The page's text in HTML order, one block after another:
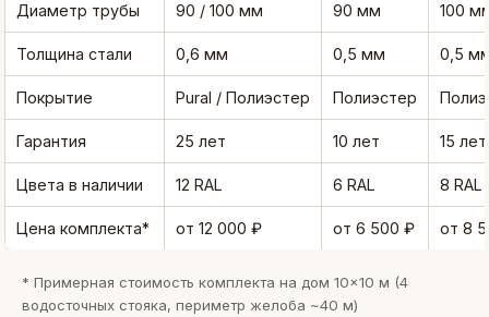
Диаметр трубы 90 / 100 мм 90 мм 100
Толщина стали 0,6 мм 0,5 мм 0,5
Покрытие Pural / Полиэстер Полиэстер
Гарантия 25 лет 10 лет 15 лет
Цвета в наличии 12 RAL 6 RAL 8 RAL
Цена комплекта* от 12 000 ₽ от 6 500 ₽ от 8
* Примерная стоимость комплекта на дом 10×10 м (4
водосточных стояка, периметр желоба ~40 м)